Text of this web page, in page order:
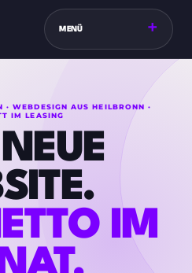
MENÜ +
· WEBDESIGN AUS HEILBRONN ·
IM LEASING
IM